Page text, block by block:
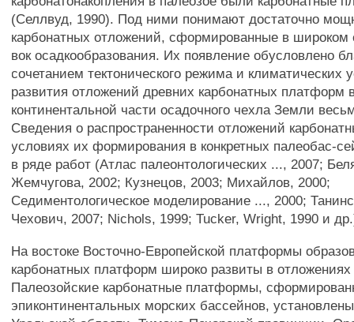
(Селлвуд, 1990). Под ними понимают достаточно
карбонатных отложений, сформированные в широком
вок осадкообразования. Их появление обусловлено
сочетанием тектонического режима и климатических
развития отложений древних карбонатных платформ
континентальной части осадочного чехла Земли
Сведения о распространенности отложений
условиях их формирования в конкретных палеобас-
в ряде работ (Атлас палеонтологических ..., 2007;
Жемчугова, 2002; Кузнецов, 2003; Михайлов, 2000;
Седиментологическое моделирование ..., 2000;
Чехович, 2007; Nichols, 1999; Tucker, Wright, 1990 и
На востоке Восточно-Европейской платформы
карбонатных платформ широко развиты в отложениях
Палеозойские карбонатные платформы,
эпиконтинентальных морских бассейнов,